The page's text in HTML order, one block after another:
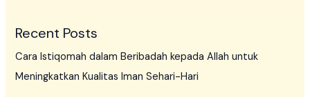
Recent Posts
Cara Istiqomah dalam Beribadah kepada Allah untuk
Meningkatkan Kualitas Iman Sehari-Hari